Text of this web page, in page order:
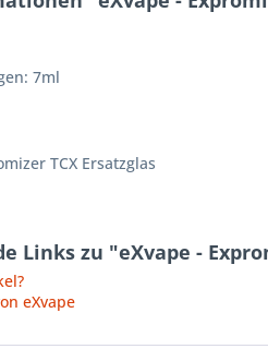
7ml
TCX Ersatzglas
Links zu "eXvape -
eXvape